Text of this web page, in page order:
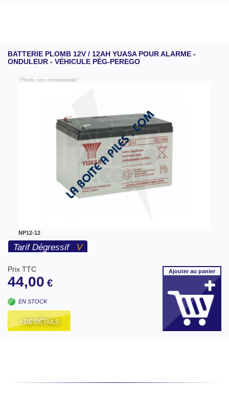
BATTERIE PLOMB 12V / 12AH YUASA POUR ALARME -
ONDULEUR - VÉHICULE PÉG-PEREGO
"Photo non contractuelle"
NP12-12
Tarif Dégressif V
Prix TTC
44,00 €
EN STOCK
+ DE DÉTAILS
Ajouterau panier